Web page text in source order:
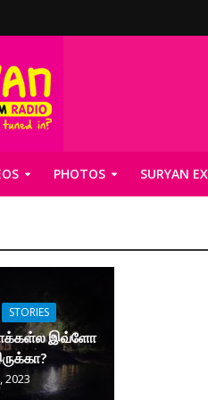
PHOTOS SURYAN
STORIES
இவ்ளோ
2023